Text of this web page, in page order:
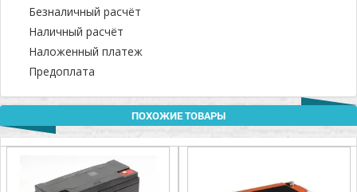
Безналичный расчёт
Наличный расчёт
Наложенный платеж
Предоплата
ПОХОЖИЕ ТОВАРЫ